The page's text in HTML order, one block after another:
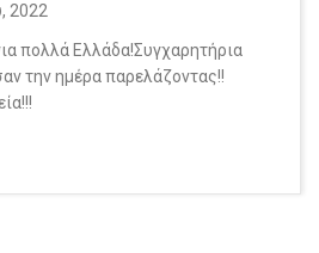
2022
πολλά Ελλάδα!Συγχαρητήρια
την ημέρα παρελάζοντας!!